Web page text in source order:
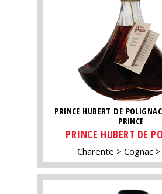
PRINCE HUBERT DE
PRINCE
PRINCE HUBERT DE
Charente Cognac